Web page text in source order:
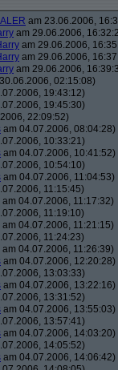
am 23.06.2006,
am 29.06.2006,
am 29.06.2006,
am 29.06.2006,
am 29.06.2006,
02:15:08)
19:43:12)
19:45:30)
22:09:52)
am 04.07.2006, 08:04:28)
10:33:21)
am 04.07.2006, 10:41:52)
10:54:10)
am 04.07.2006, 11:04:53)
11:15:45)
am 04.07.2006, 11:17:32)
11:19:10)
am 04.07.2006, 11:21:15)
11:24:23)
am 04.07.2006, 11:26:39)
am 04.07.2006, 12:20:28)
13:03:33)
am 04.07.2006, 13:22:16)
13:31:52)
am 04.07.2006, 13:55:03)
13:57:41)
am 04.07.2006, 14:03:20)
14:05:52)
am 04.07.2006, 14:06:42)